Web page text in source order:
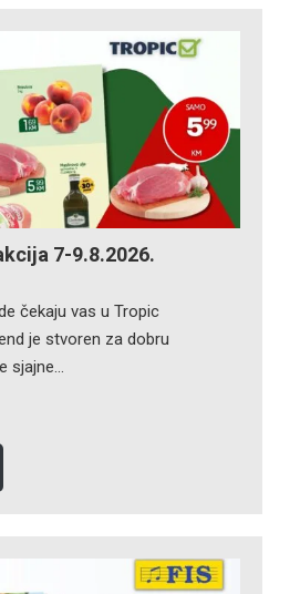
7-9.8.2026.
čekaju vas u Tropic
je stvoren za dobru
sjajne…